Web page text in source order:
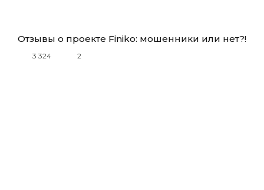
Отзывы о проекте Finiko: мошенники или нет?!
3 324 2